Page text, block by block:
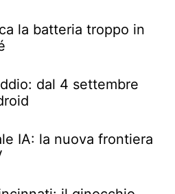
la batteria troppo in
dal 4 settembre
IA: la nuova frontiera